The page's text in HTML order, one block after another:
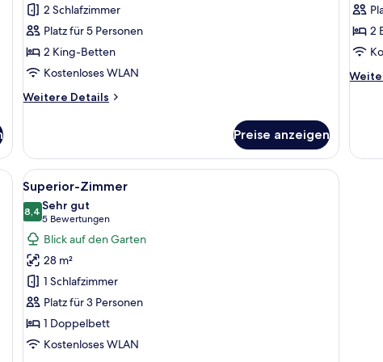
Andaman
Suite
anzeigen
2 Schlafzimmer
Platz für 5 Personen
2 King-Betten
Kostenloses WLAN
Weitere Details
Weitere
Andaman
Suite
Preise anzeigen
2
einem Fernseher, einem Schreibtisch und einem Sessel.
Alle
Fotos
für
Superior-
Zimmer
anzeigen
Ein modernes Hotelzimmer mit einem
13
Superior-Zimmer
8,48,4 von 10
Sehr gut
5 Bewertungen
(5
Bewertungen)
Blick auf den Garten
28 m²
1 Schlafzimmer
Platz für 3 Personen
1 Doppelbett
Kostenloses WLAN